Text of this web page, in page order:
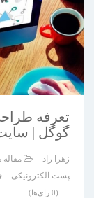
تعرفه
گوگل |
زهرا راد مقاله
پست الکترونیکی
(0 رای‌ها)